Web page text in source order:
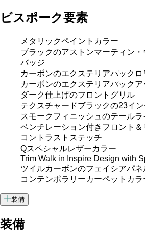
ビスポーク要素
メタリックペイントカラー
ブラックのアストンマーティン
バッジ
カーボンのエクステリアパックロ
カーボンのエクステリアパックア
ダーク仕上げのフロントグリル
テクスチャードブラックの23イ
スモークフィニッシュのテールラ
ベンチレーション付きフロント＆
コントラストステッチ
Qスペシャルレザーカラー
Trim Walk in Inspire Design with
ツイルカーボンのフェイシアパネ
コンテンポラリーカーペットカラ
装備
装備